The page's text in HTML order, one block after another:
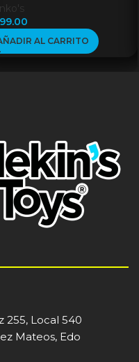
AL CARRITO
255, Local 540
Mateos, Edo